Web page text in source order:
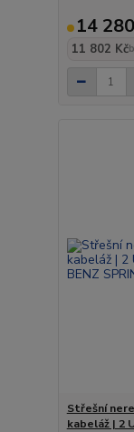
14
11 802 Kč
Střešní
kabeláž | 2